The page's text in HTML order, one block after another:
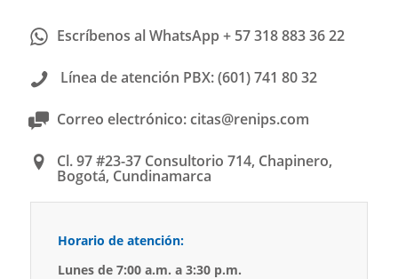
Escríbenos al WhatsApp + 57 318 883 36 22
Línea de atención PBX: (601) 741 80 32
Correo electrónico: citas@renips.com
Cl. 97 #23-37 Consultorio 714, Chapinero,
Bogotá, Cundinamarca
Horario de atención:
Lunes de 7:00 a.m. a 3:30 p.m.